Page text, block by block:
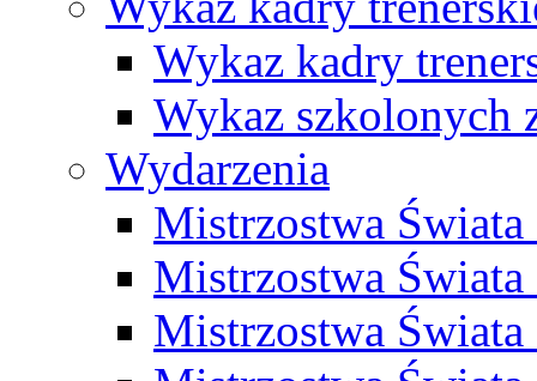
Wykaz kadry
Wykaz szkolonych
Wydarzenia
Mistrzostwa
Mistrzostwa
Mistrzostwa